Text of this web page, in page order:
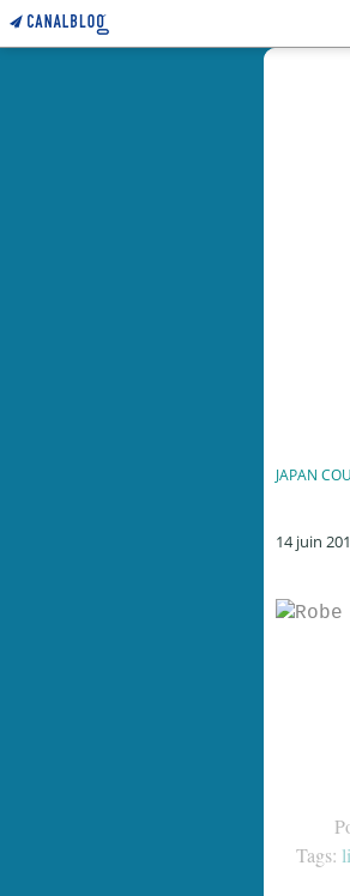
JAPAN
14 juin
Tags: